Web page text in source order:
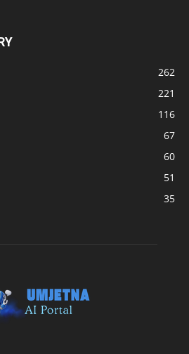
262
221
116
67
60
51
35